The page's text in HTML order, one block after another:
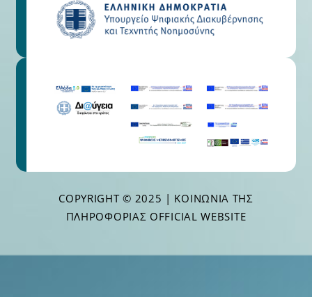
COPYRIGHT © 2025 | ΚΟΙΝΩΝΊΑ ΤΗΣ
ΠΛΗΡΟΦΟΡΊΑΣ OFFICIAL WEBSITE